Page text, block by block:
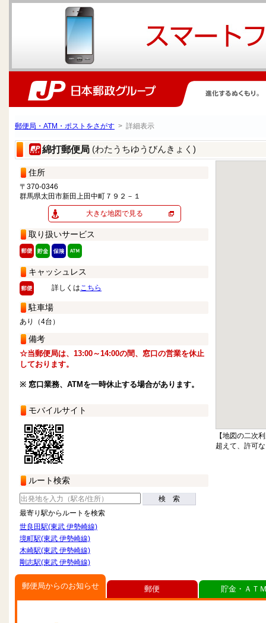
郵便局・ATM・ポストをさがす > 詳細表示
綿打郵便局 (わたうちゆうびんきょく)
住所
〒370-0346
群馬県太田市新田上田中町７９２－１
大きな地図で見る
取り扱いサービス
キャッシュレス
詳しくはこちら
駐車場
あり（4台）
備考
☆当郵便局は、13:00～14:00の間、窓口の営業を休止
しております。
※ 窓口業務、ATMを一時休止する場合があります。
モバイルサイト
ルート検索
検 索
最寄り駅からルートを検索
世良田駅(東武 伊勢崎線)
境町駅(東武 伊勢崎線)
木崎駅(東武 伊勢崎線)
剛志駅(東武 伊勢崎線)
【地図の二次
超えて、許可
郵便局からのお知らせ 郵便 貯金・ＡＴ